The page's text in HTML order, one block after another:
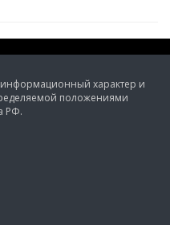
характер и
положениями
РФ.